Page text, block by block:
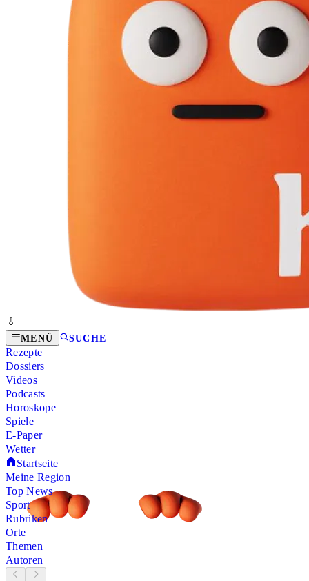
MENÜ SUCHE
Rezepte
Dossiers
Videos
Podcasts
Horoskope
Spiele
E-Paper
Wetter
Startseite
Meine Region
Top News
Sport
Rubriken
Orte
Themen
Autoren